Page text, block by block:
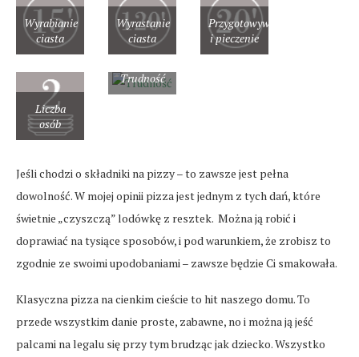
Wyrabianie
ciasta
Wyrastanie
ciasta
Przygotowywanie
i pieczenie
Liczba
osób
Trudność
Jeśli chodzi o składniki na pizzy – to zawsze jest pełna
dowolność. W mojej opinii pizza jest jednym z tych dań, które
świetnie „czyszczą” lodówkę z resztek. Można ją robić i
doprawiać na tysiące sposobów, i pod warunkiem, że zrobisz to
zgodnie ze swoimi upodobaniami – zawsze będzie Ci smakowała.
Klasyczna pizza na cienkim cieście to hit naszego domu. To
przede wszystkim danie proste, zabawne, no i można ją jeść
palcami na legalu się przy tym brudząc jak dziecko. Wszystko